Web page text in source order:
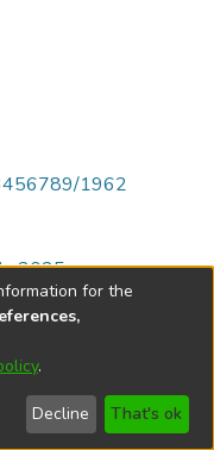
1962
2025
Córdoba
for the
.
Decline That's ok